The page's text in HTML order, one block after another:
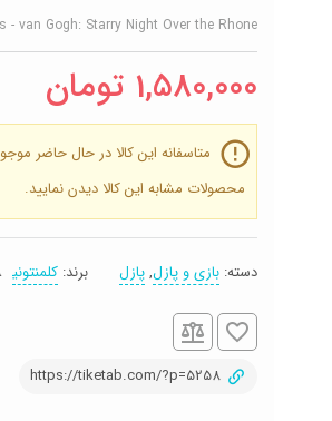
- van Gogh: Starry Night Over the Rhone
1,580,000 تومان
متاسفانه این کالا در حال حاضر
محصولات مشابه این کالا دیدن نمایید.
دسته:بازی و پازل,پازل
برچسب:
تکه,
برند:کلمنتونی
https://tiketab.com/?p=5258